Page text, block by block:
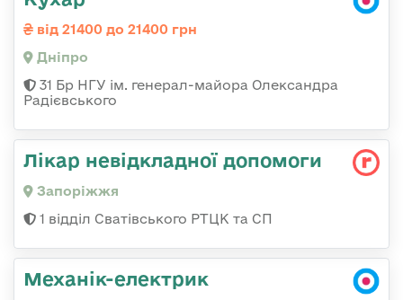
від 21400 до 21400 грн
Дніпро
31 Бр НГУ ім. генерал-майора Олександра
Радієвського
Лікар невідкладної допомоги
Запоріжжя
1 відділ Сватівського РТЦК та СП
Механік-електрик